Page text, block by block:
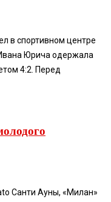
в спортивном центре
Юрича одержала
4:2. Перед
Санти Ауны, «Милан»